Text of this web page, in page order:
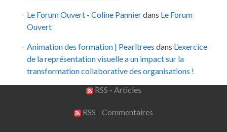
Le Forum Ouvert - Coline Pannierdans Le Forum
Ouvert
Animation des formation | Pearltrees dans L’exercice
de la représentation visuelle a un impact sur la
transformation collaborative des organisations !
RSS - Articles
RSS - Commentaires